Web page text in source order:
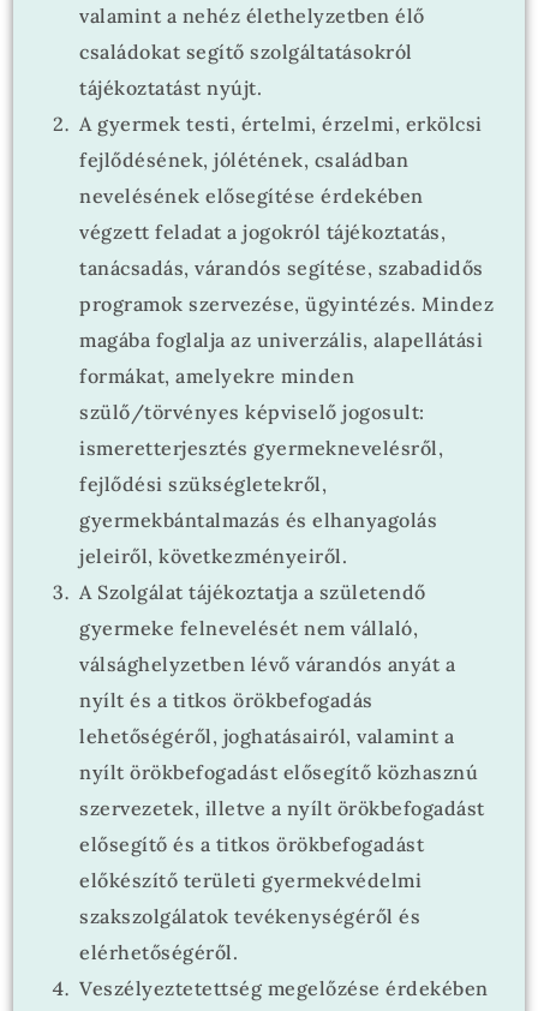
valamint a nehéz élethelyzetben élő
családokat segítő szolgáltatásokról
tájékoztatást nyújt.
A gyermek testi, értelmi, érzelmi, erkölcsi
fejlődésének, jólétének, családban
nevelésének elősegítése érdekében
végzett feladat a jogokról tájékoztatás,
tanácsadás, várandós segítése, szabadidős
programok szervezése, ügyintézés. Mindez
magába foglalja az univerzális, alapellátási
formákat, amelyekre minden
szülő/törvényes képviselő jogosult:
ismeretterjesztés gyermeknevelésről,
fejlődési szükségletekről,
gyermekbántalmazás és elhanyagolás
jeleiről, következményeiről.
A Szolgálat tájékoztatja a születendő
gyermeke felnevelését nem vállaló,
válsághelyzetben lévő várandós anyát a
nyílt és a titkos örökbefogadás
lehetőségéről, joghatásairól, valamint a
nyílt örökbefogadást elősegítő közhasznú
szervezetek, illetve a nyílt örökbefogadást
elősegítő és a titkos örökbefogadást
előkészítő területi gyermekvédelmi
szakszolgálatok tevékenységéről és
elérhetőségéről.
Veszélyeztetettség megelőzése érdekében